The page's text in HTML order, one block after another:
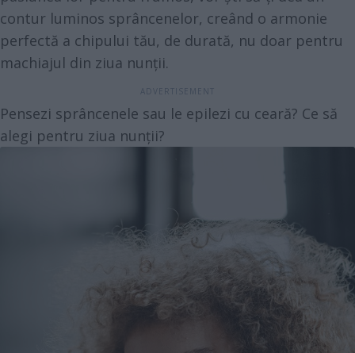
contur luminos sprâncenelor, creând o armonie
perfectă a chipului tău, de durată, nu doar pentru
machiajul din ziua nunții.
Pensezi sprâncenele sau le epilezi cu ceară? Ce să
alegi pentru ziua nunții?